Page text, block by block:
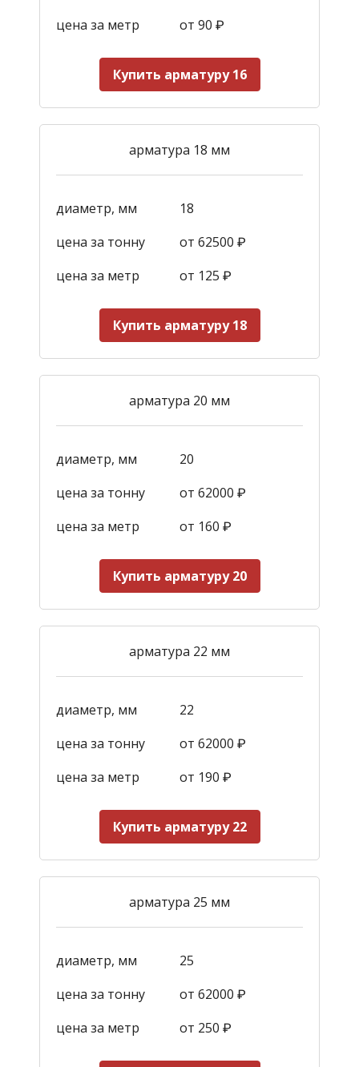
цена за метр от 90 ₽
Купить арматуру 16
арматура 18 мм
диаметр, мм
18
цена за тонну
от 62500 ₽
цена за метр
от 125 ₽
Купить арматуру 18
арматура 20 мм
диаметр, мм
20
цена за тонну
от 62000 ₽
цена за метр
от 160 ₽
Купить арматуру 20
арматура 22 мм
диаметр, мм
22
цена за тонну
от 62000 ₽
цена за метр
от 190 ₽
Купить арматуру 22
арматура 25 мм
диаметр, мм
25
цена за тонну
от 62000 ₽
цена за метр
от 250 ₽